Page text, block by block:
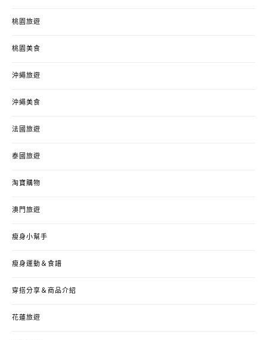
桃園旅遊
桃園美食
沖繩旅遊
沖繩美食
法國旅遊
泰國旅遊
淘寶購物
澳門旅遊
瘦身小幫手
瘦身運動＆食譜
穿搭分享＆商品介紹
花蓮旅遊